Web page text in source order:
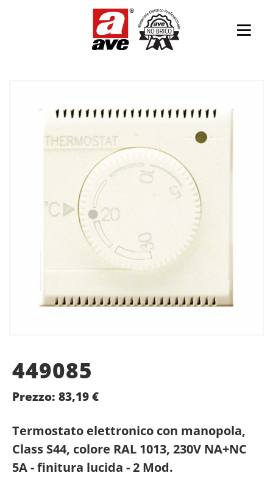
449085
Prezzo: 83,19€
Termostato elettronico con manopola,
Class S44, colore RAL 1013, 230V NA+NC
5A - finitura lucida - 2 Mod.